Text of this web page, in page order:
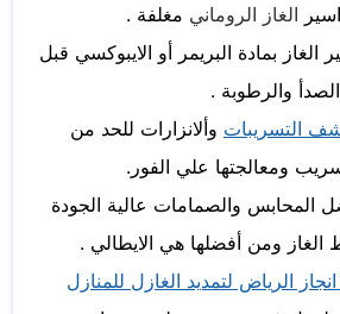
الغاز الروماني مغلفة .
بمادة البريمر أو الايبوكسي قبل
والرطوبة .
التسريبات وألانزارات للحد من
ومعالجتها علي الفور.
المحابس والصمامات عالية الجودة
ومن أفضلها هي الايطالي .
الرياض لتمديد الغازل للمنازل